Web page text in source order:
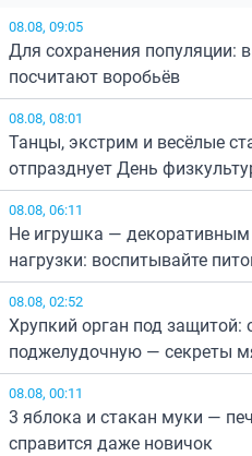
08.08, 09:05
Для сохранения популяции:
посчитают воробьёв
08.08, 08:01
Танцы, экстрим и весёлые
отпразднует День
08.08, 06:11
Не игрушка —
нагрузки: воспитывайте
08.08, 02:52
Хрупкий орган под защитой:
поджелудочную — секреты
08.08, 00:11
3 яблока и стакан муки —
справится даже новичок